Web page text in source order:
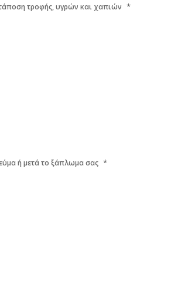
τροφής, υγρών και χαπιών *
ή μετά το ξάπλωμα σας *